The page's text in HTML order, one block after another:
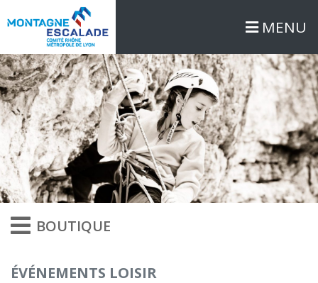
MENU
BOUTIQUE
ÉVÉNEMENTS LOISIR